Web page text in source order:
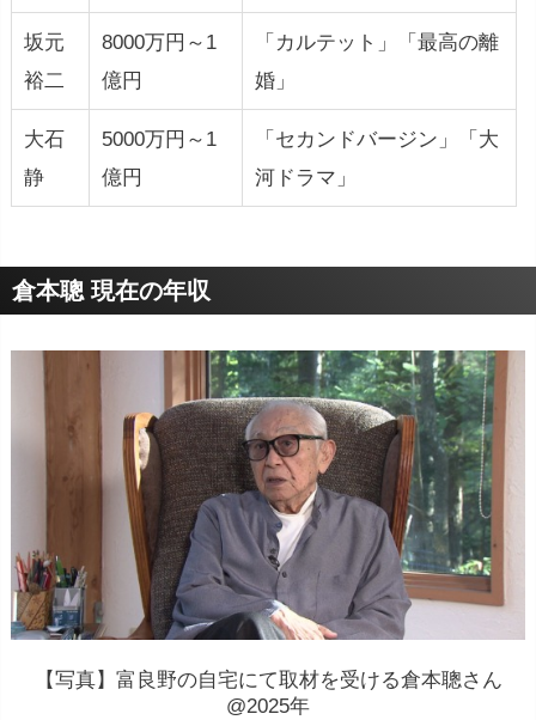
坂元
裕二
8000万円～1
億円
「カルテット」「最高の離
婚」
大石
静
5000万円～1
億円
「セカンドバージン」「大
河ドラマ」
倉本聰 現在の年収
【写真】富良野の自宅にて取材を受ける倉本聰さん
@2025年